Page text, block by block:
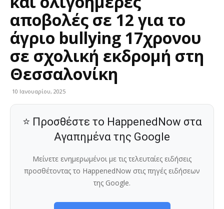
αποβολές σε 12 για το
άγριο bullying 17χρονου
σε σχολική εκδρομή στη
Θεσσαλονίκη
10 Ιανουαρίου, 2025
⭐ Προσθέστε το HappenedNow στα
Αγαπημένα της Google
Μείνετε ενημερωμένοι με τις τελευταίες ειδήσεις
προσθέτοντας το HappenedNow στις πηγές ειδήσεων
της Google.